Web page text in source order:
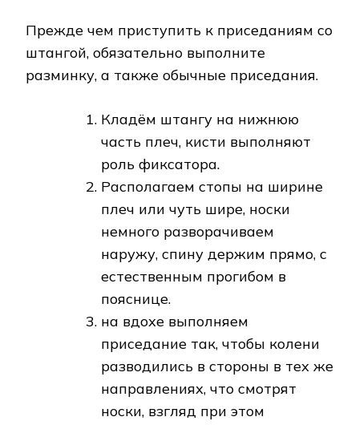
Прежде чем приступить к приседаниям со
штангой, обязательно выполните
разминку, а также обычные приседания.
Кладём штангу на нижнюю
часть плеч, кисти выполняют
роль фиксатора.
Располагаем стопы на ширине
плеч или чуть шире, носки
немного разворачиваем
наружу, спину держим прямо, с
естественным прогибом в
пояснице.
на вдохе выполняем
приседание так, чтобы колени
разводились в стороны в тех же
направлениях, что смотрят
носки, взгляд при этом